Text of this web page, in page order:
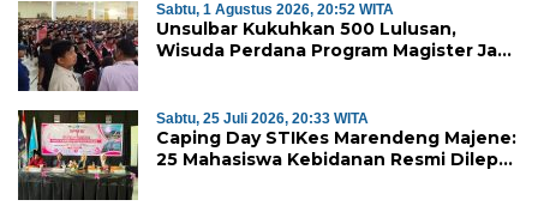
Sabtu, 1 Agustus 2026, 20:52 WITA
Unsulbar Kukuhkan 500 Lulusan,
Wisuda Perdana Program Magister Jadi
Sabtu, 25 Juli 2026, 20:33 WITA
Caping Day STIKes Marendeng Majene:
25 Mahasiswa Kebidanan Resmi Dilepas